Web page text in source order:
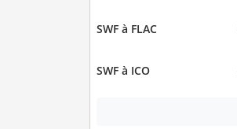
SWF à FLAC
SWF à ICO